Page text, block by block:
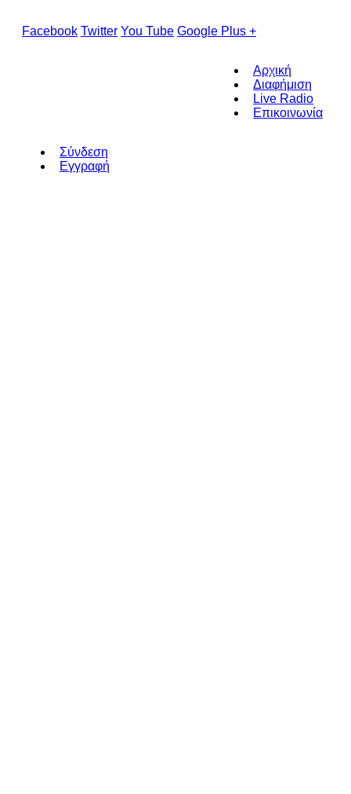
Facebook Twitter You Tube Google Plus +
Αρχική
Διαφήμιση
Live Radio
Επικοινωνία
Σύνδεση
Εγγραφή